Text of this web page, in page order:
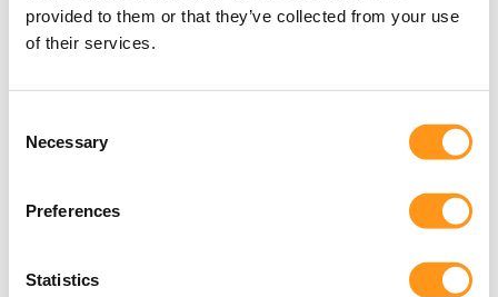
provided to them or that they’ve collected from your use
of their services.
Selection
Necessary
Preferences
Statistics
Als erfahrene Verfasser klinischer Bewertungen
erkennen wir Muster, die bei Gutachtern immer
Read more